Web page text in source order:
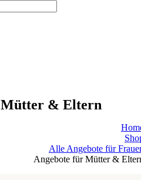
Mütter & Eltern
Alle Angebote für
Angebote für Mütter &